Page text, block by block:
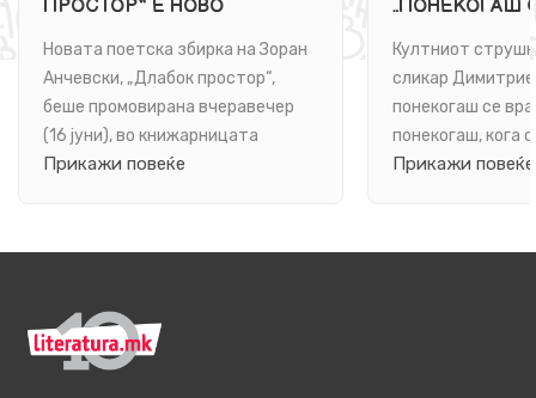
ПРОСТОР“ Е НОВО
ПОЕТСКО ПАТУВАЊЕ ВО
БЕСКОНЕЧНОСТА НА
ЈАЗИКОТ И НА БИТИЕТО
Новата поетска збирка на Зоран
Анчевски, „Длабок простор“,
беше промовирана вчеравечер
(16 јуни), во книжарницата
„Литература.мк“ во ...
Прикажи повеќе
„ПОНЕКОГАШ
Е РОМАН ЗА
Култниот
сликар
понекогаш се
понекогаш, кога
книга. Се врати
Прикажи повеќе